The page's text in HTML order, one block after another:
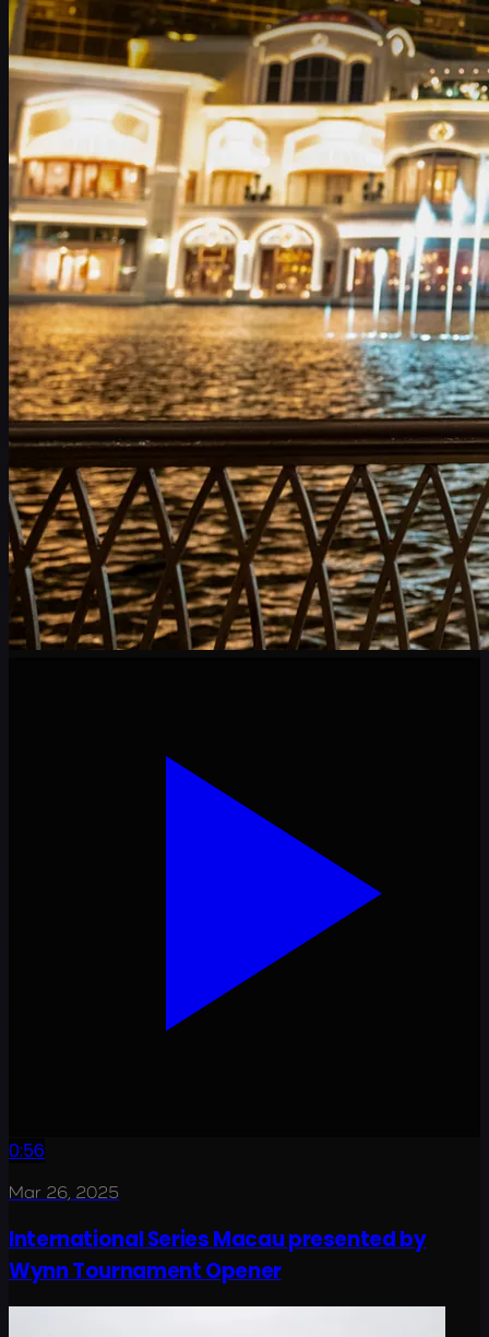
0:56
Mar 26, 2025
International Series Macau presented by
Wynn Tournament Opener